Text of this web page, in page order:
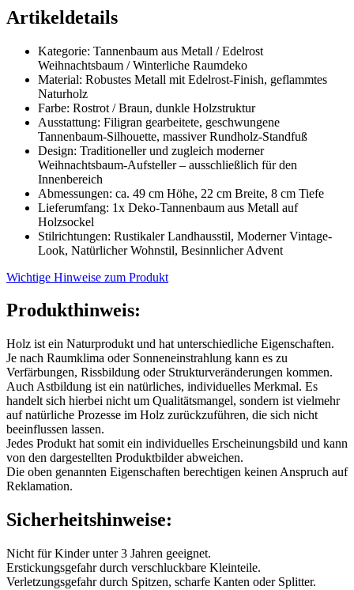
Artikeldetails
Kategorie: Tannenbaum aus Metall / Edelrost
Weihnachtsbaum / Winterliche Raumdeko
Material: Robustes Metall mit Edelrost-Finish, geflammtes
Naturholz
Farbe: Rostrot / Braun, dunkle Holzstruktur
Ausstattung: Filigran gearbeitete, geschwungene
Tannenbaum-Silhouette, massiver Rundholz-Standfuß
Design: Traditioneller und zugleich moderner
Weihnachtsbaum-Aufsteller – ausschließlich für den
Innenbereich
Abmessungen: ca. 49 cm Höhe, 22 cm Breite, 8 cm Tiefe
Lieferumfang: 1x Deko-Tannenbaum aus Metall auf
Holzsockel
Stilrichtungen: Rustikaler Landhausstil, Moderner Vintage-
Look, Natürlicher Wohnstil, Besinnlicher Advent
Wichtige Hinweise zum Produkt
Produkthinweis:
Holz ist ein Naturprodukt und hat unterschiedliche Eigenschaften.
Je nach Raumklima oder Sonneneinstrahlung kann es zu
Verfärbungen, Rissbildung oder Strukturveränderungen kommen.
Auch Astbildung ist ein natürliches, individuelles Merkmal. Es
handelt sich hierbei nicht um Qualitätsmangel, sondern ist vielmehr
auf natürliche Prozesse im Holz zurückzuführen, die sich nicht
beeinflussen lassen.
Jedes Produkt hat somit ein individuelles Erscheinungsbild und kann
von den dargestellten Produktbilder abweichen.
Die oben genannten Eigenschaften berechtigen keinen Anspruch auf
Reklamation.
Sicherheitshinweise:
Nicht für Kinder unter 3 Jahren geeignet.
Erstickungsgefahr durch verschluckbare Kleinteile.
Verletzungsgefahr durch Spitzen, scharfe Kanten oder Splitter.